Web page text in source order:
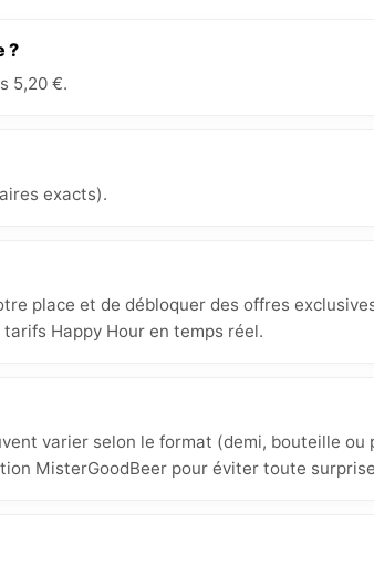
?
5,20 €.
exacts).
place et de débloquer des offres
Happy Hour en temps réel.
varier selon le format (demi, bouteille ou
MisterGoodBeer pour éviter toute